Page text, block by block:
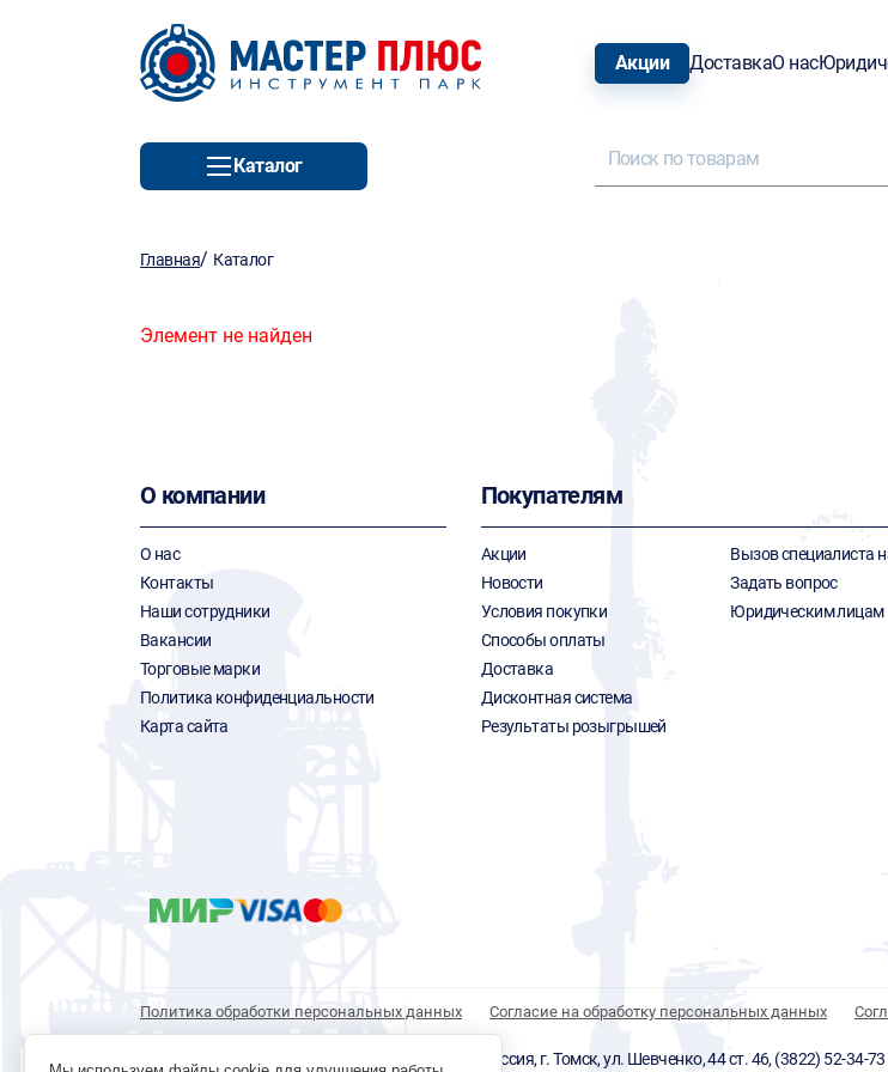
Акции ДоставкаО нас
Каталог
Главная/ Каталог
Элемент не найден
О компании
О нас
Контакты
Наши сотрудники
Вакансии
Торговые марки
Политика конфиденциальности
Карта сайта
Покупателям
Акции
Новости
Условия покупки
Способы оплаты
Доставка
Дисконтная система
Результаты розыгрышей
Вызов специалиста
Задать вопрос
Юридическим лицам
Политика обработки персональных данных Согласие на обработку персональных данных
© 1996 - 2026 инструмент парк «Мастер Плюс» Россия, г. Томск, ул. Шевченко, 44 ст. 46, (3822) 52-34-73